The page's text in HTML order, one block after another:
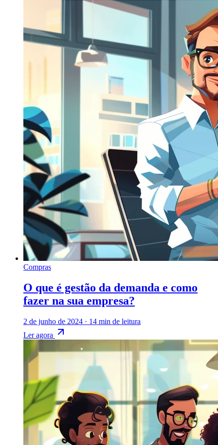
Compras
O que é gestão da demanda e como
fazer na sua empresa?
2 de junho de 2024 · 14 min de leitura
Ler agora